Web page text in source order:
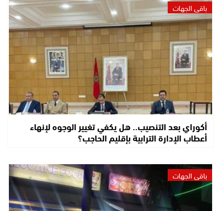
باقي الجهات
أكوراي بعد التنصيب.. هل يكفي تغيير الوجوه لإنهاء
أعطاب الإدارة الترابية بإقليم الحاجب؟
باقي الجهات